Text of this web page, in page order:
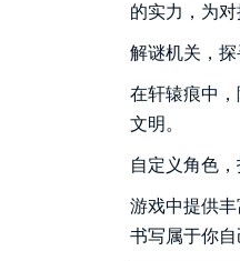
的实力，为对
解谜机关，
在轩辕痕中
文明。
自定义角色
游戏中提供
书写属于你自